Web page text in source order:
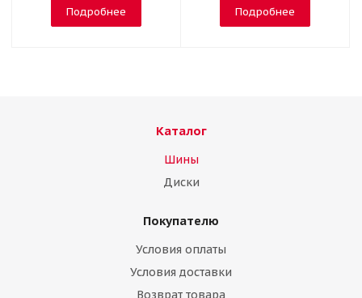
Подробнее Подробнее
Каталог
Шины
Диски
Покупателю
Условия оплаты
Условия доставки
Возврат товара